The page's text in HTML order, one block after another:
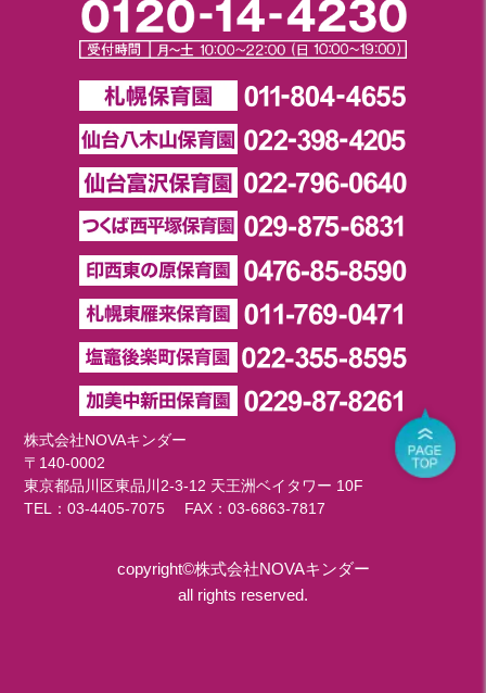
株式会社NOVAキンダー
〒140-0002
東京都品川区東品川2-3-12 天王洲ベイタワー 10F
TEL：03-4405-7075 FAX：03-6863-7817
copyright©株式会社NOVAキンダー
all rights reserved.